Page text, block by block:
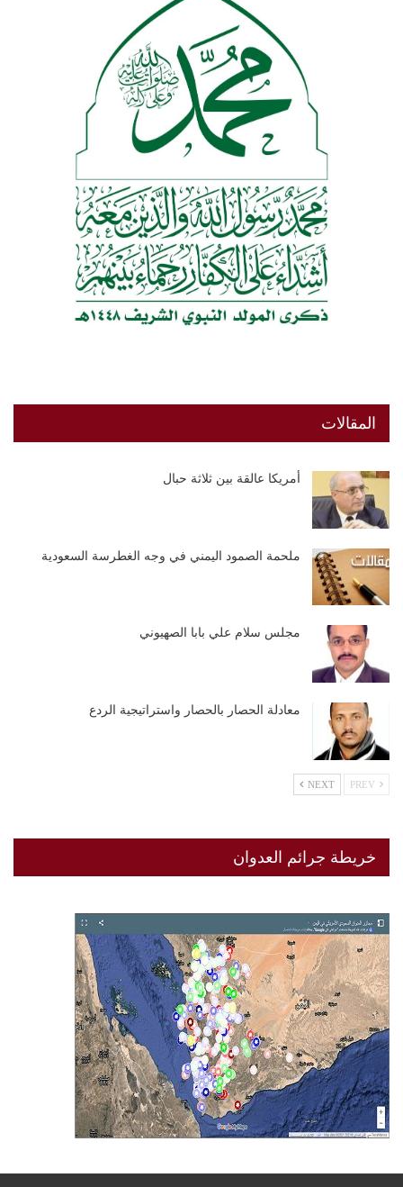
المقالات
أمريكا عالقة بين ثلاثة حبال
ملحمة الصمود اليمني في وجه الغطرسة السعودية
مجلس سلام علي بابا الصهيوني
معادلة الحصار بالحصار واستراتيجية الردع
NEXT
خريطة جرائم العدوان